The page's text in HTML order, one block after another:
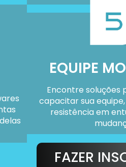
EQUIPE
Encontre soluções
capacitar sua
resistência em
FAZER